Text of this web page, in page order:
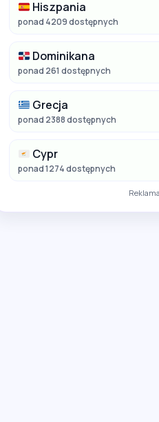
Hiszpania
ponad 4209 dostępnych
Dominikana
ponad 261 dostępnych
Grecja
ponad 2388 dostępnych
Cypr
ponad 1274 dostępnych